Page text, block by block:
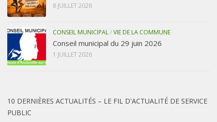
8 JUILLET 2026
CONSEIL MUNICIPAL/VIE DE LA COMMUNE
Conseil municipal du 29 juin 2026
1 JUILLET 2026
10 DERNIÈRES ACTUALITÉS – LE FIL D'ACTUALITÉ DE SERVICE
PUBLIC